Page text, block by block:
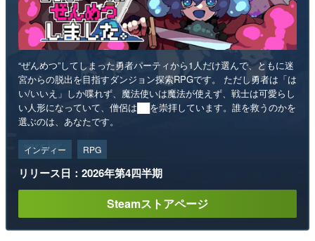
“ぜんめつ”してしまった勇者パーティから1人だけ選んで、ともに迷
宮からの脱出を目指すダンジョン探索RPGです。 ただし勇者は「は
い/いいえ」しか喋れず、魔法使いは魔法が使えず、戦士は可愛らし
い人形になっていて、僧侶は██を崇拝しています。誰を救うのかを
選ぶのは、あなたです。
インディー RPG
リリース日：2026年第4四半期
Steamストアページ